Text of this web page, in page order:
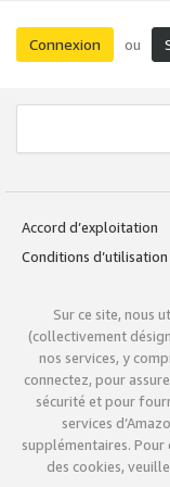
Connexion ou
Accord d’exploitation
Conditions d’utilisation
Sur ce site, nous
(collectivement
nos services, y
connectez, pour
sécurité et pour
services
supplémentaires.
des cookies,